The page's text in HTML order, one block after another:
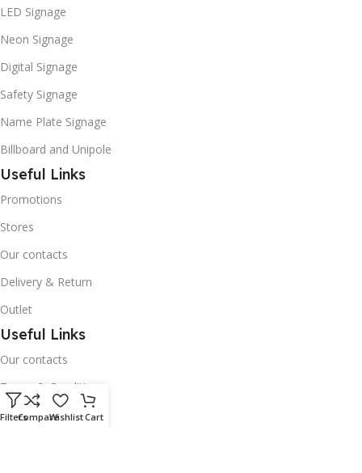
LED Signage
Neon Signage
Digital Signage
Safety Signage
Name Plate Signage
Billboard and Unipole
Useful Links
Promotions
Stores
Our contacts
Delivery & Return
Outlet
Useful Links
Our contacts
Terms & Conditions
Privacy Policy
FiltersCompareWishlistCart